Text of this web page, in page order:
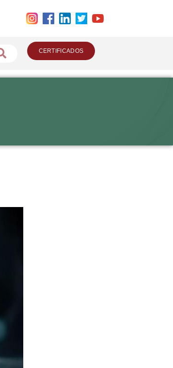
CERTIFICADOS